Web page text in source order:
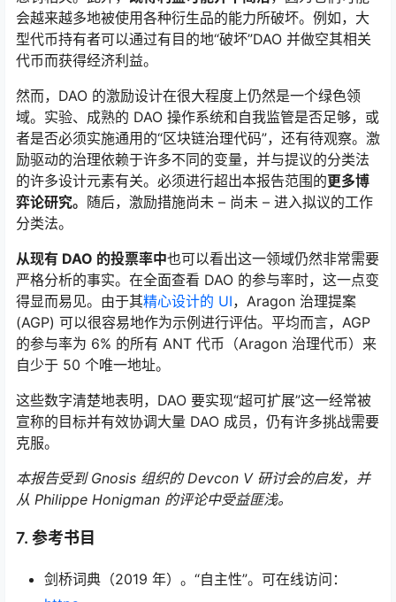
会越来越多地被使用各种衍生品的能力所破坏。例如，大
型代币持有者可以通过有目的地“破坏”DAO 并做空其相关
代币而获得经济利益。
然而，DAO 的激励设计在很大程度上仍然是一个绿色领
域。实验、成熟的 DAO 操作系统和自我监管是否足够，或
者是否必须实施通用的“区块链治理代码”，还有待观察。激
励驱动的治理依赖于许多不同的变量，并与提议的分类法
的许多设计元素有关。必须进行超出本报告范围的更多博
弈论研究。 随后，激励措施尚未 – 尚未 – 进入拟议的工作
分类法。
从现有 DAO 的投票率中也可以看出这一领域仍然非常需要
严格分析的事实。在全面查看 DAO 的参与率时，这一点变
得显而易见。由于其精心设计的 UI，Aragon 治理提案
(AGP) 可以很容易地作为示例进行评估。平均而言，AGP
的参与率为 6% 的所有 ANT 代币（Aragon 治理代币）来
自少于 50 个唯一地址。
这些数字清楚地表明，DAO 要实现“超可扩展”这一经常被
宣称的目标并有效协调大量 DAO 成员，仍有许多挑战需要
克服。
本报告受到 Gnosis 组织的 Devcon V 研讨会的启发，并
从 Philippe Honigman 的评论中受益匪浅。
7. 参考书目
剑桥词典（2019 年）。“自主性”。可在线访问：